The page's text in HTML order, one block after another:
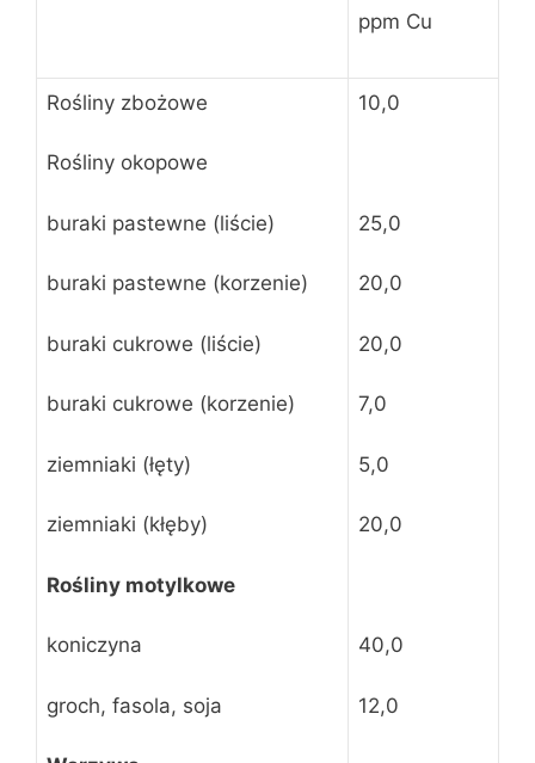
ppm Cu
Rośliny zbożowe
Rośliny okopowe
buraki pastewne (liście)
buraki pastewne (korzenie)
buraki cukrowe (liście)
buraki cukrowe (korzenie)
ziemniaki (łęty)
ziemniaki (kłęby)
Rośliny motylkowe
koniczyna
groch, fasola, soja
10,0
25,0
20,0
20,0
7,0
5,0
20,0
40,0
12,0